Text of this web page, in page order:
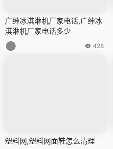
广绅冰淇淋机厂家电话,广绅冰
淇淋机厂家电话多少
428
塑料网,塑料网面鞋怎么清理